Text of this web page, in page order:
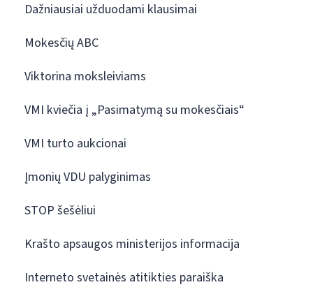
Dažniausiai užduodami klausimai
Mokesčių ABC
Viktorina moksleiviams
VMI kviečia į „Pasimatymą su mokesčiais“
VMI turto aukcionai
Įmonių VDU palyginimas
STOP šešėliui
Krašto apsaugos ministerijos informacija
Interneto svetainės atitikties paraiška